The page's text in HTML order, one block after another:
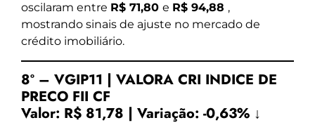
oscilaram entre R$ 71,80 e R$ 94,88 ,
mostrando sinais de ajuste no mercado de
crédito imobiliário.
8º – VGIP11 | VALORA CRI INDICE DE
PRECO FII CF
Valor: R$ 81,78 | Variação: -0,63% ↓